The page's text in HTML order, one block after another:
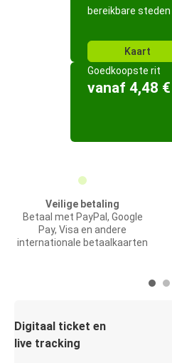
bereikbare steden
Kaart
Goedkoopste rit
vanaf 4,48 €
Veilige betaling
Betaal met PayPal, Google
Pay, Visa en andere
internationale betaalkaarten
Digitaal ticket en
live tracking